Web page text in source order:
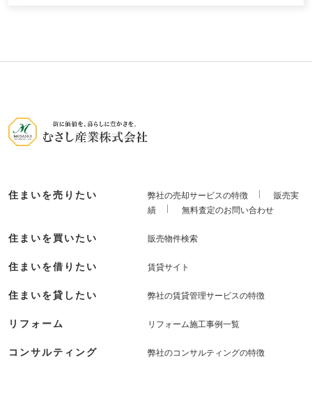
住まいを売りたい 弊社の売却サービスの特徴
販売実
績
無料査定のお問い合わせ
住まいを買いたい 販売物件検索
住まいを借りたい 賃貸サイト
住まいを貸したい 弊社の賃貸管理サービスの特徴
リフォーム リフォーム施工事例一覧
コンサルティング 弊社のコンサルティングの特徴